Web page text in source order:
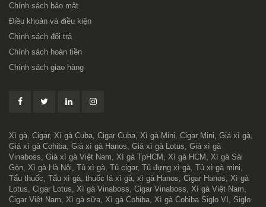
Chính sách bảo mật
Điều khoản và điều kiện
Chính sách đổi trả
Chính sách hoàn tiền
Chính sách giao hàng
Xì gà, Cigar, Xì gà Cuba, Cigar Cuba, Xì gà Mini, Cigar Mini, Giá xì gà,
Giá xì gà Cohiba, Giá xì gà Hanos, Giá xì gà Lotus, Giá xì gà
Vinaboss, Giá xì gà Việt Nam, Xì gà TpHCM, Xì gà HCM, Xì gà Sài
Gòn, Xì gà Hà Nội, Tủ xì gà, Tủ cigar, Tủ đựng xì gà, Tủ xì gà mini,
Tẩu thuốc, Tẩu xì gà, thuốc lá xì gà, xì gà Hanos, Cigar Hanos, Xì gà
Lotus, Cigar Lotus, Xì gà Vinaboss, Cigar Vinaboss, Xì gà Việt Nam,
Cigar Việt Nam, Xì gà sữa, Xì gà Cohiba, Xì gà Cohiba Siglo VI, Siglo